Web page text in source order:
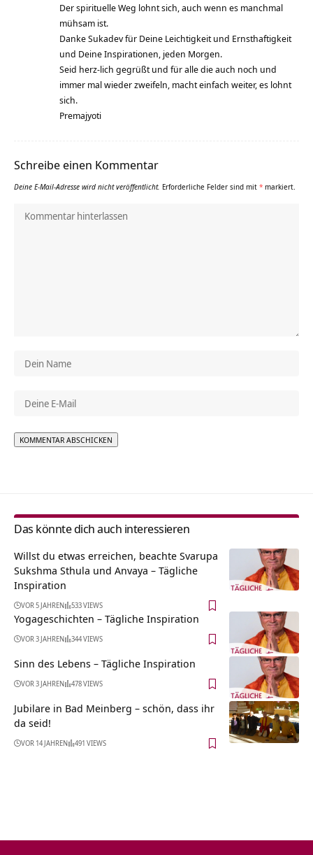
Der spirituelle Weg lohnt sich, auch wenn es manchmal
mühsam ist.
Danke Sukadev für Deine Leichtigkeit und Ernsthaftigkeit
und Deine Inspirationen, jeden Morgen.
Seid herz-lich gegrüßt und für alle die auch noch und
immer mal wieder zweifeln, macht einfach weiter, es lohnt
sich.
Premajyoti
Schreibe einen Kommentar
Deine E-Mail-Adresse wird nicht veröffentlicht. Erforderliche Felder sind mit * markiert.
Das könnte dich auch interessieren
Willst du etwas erreichen, beachte Svarupa
Sukshma Sthula und Anvaya – Tägliche
Inspiration
VOR 5 JAHREN 533 VIEWS
Yogageschichten – Tägliche Inspiration
VOR 3 JAHREN 344 VIEWS
Sinn des Lebens – Tägliche Inspiration
VOR 3 JAHREN 478 VIEWS
Jubilare in Bad Meinberg – schön, dass ihr
da seid!
VOR 14 JAHREN 491 VIEWS